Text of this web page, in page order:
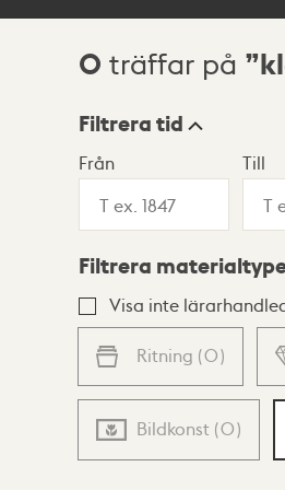
Sökresultat
0 träffar på
Visningsläge
Lista Karta
Filtrera tid
Från Till
Filtrera
Visa inte
Ritning (0)
Bildkonst (0)